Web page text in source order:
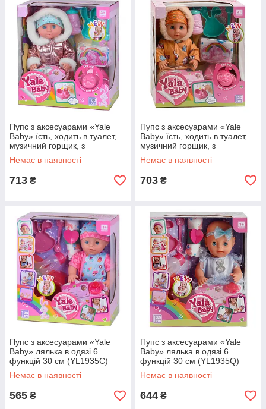
Пупс з аксесуарами «Yale
Baby» їсть, ходить в туалет,
музичний горщик, з
аксесуарами 30 см YL1981F
Немає в наявності
713 ₴
Пупс з аксесуарами «Yale
Baby» їсть, ходить в туалет,
музичний горщик, з
аксесуарами 30 см
(YL1981N)
Немає в наявності
703 ₴
Пупс з аксесуарами «Yale
Baby» лялька в одязі 6
функцій 30 см (YL1935С)
Немає в наявності
565 ₴
Пупс з аксесуарами «Yale
Baby» лялька в одязі 6
функцій 30 см (YL1935Q)
Немає в наявності
644 ₴